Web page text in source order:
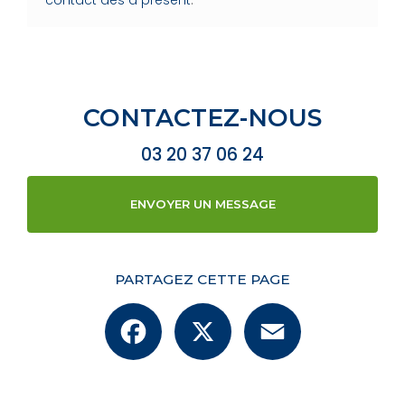
CONTACTEZ-NOUS
03 20 37 06 24
ENVOYER UN MESSAGE
PARTAGEZ CETTE PAGE
Facebook